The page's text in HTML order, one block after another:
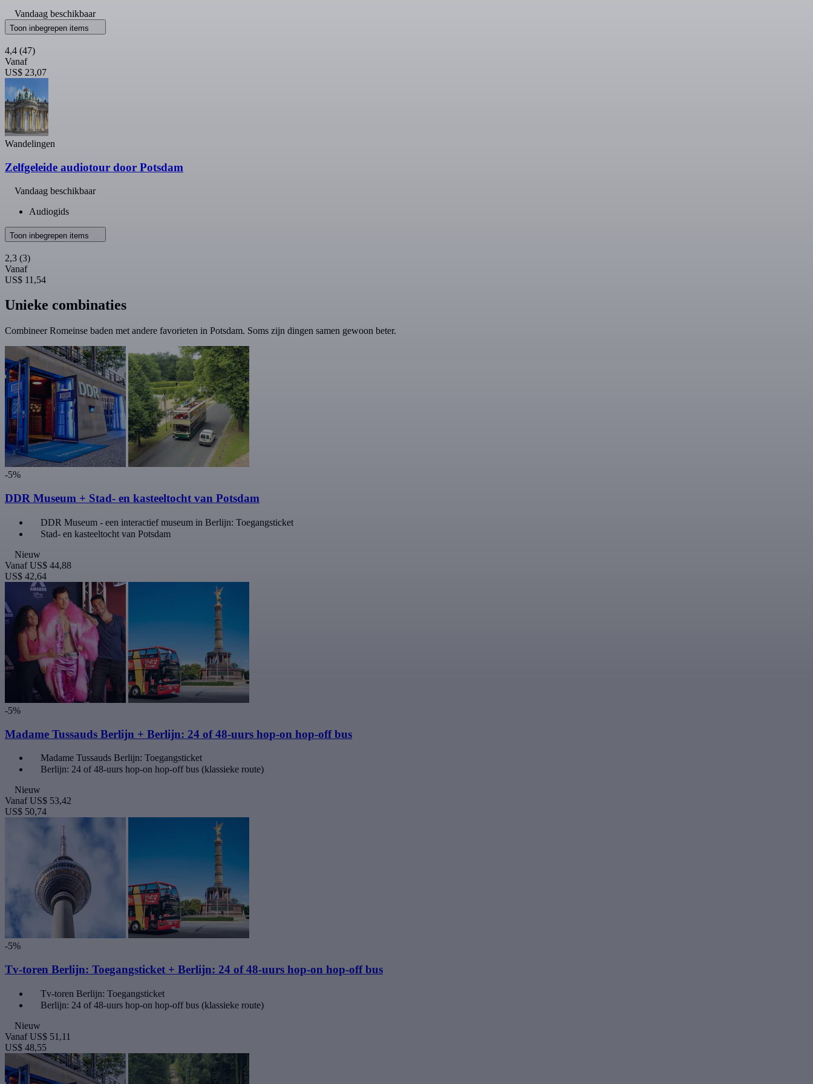
Vandaag beschikbaar
Toon inbegrepen items
4,4 (47)
Vanaf
US$ 23,07
Wandelingen
Zelfgeleide audiotour door Potsdam
Vandaag beschikbaar
Audiogids
Toon inbegrepen items
2,3 (3)
Vanaf
US$ 11,54
Unieke combinaties
Combineer Romeinse baden met andere favorieten in Potsdam. Soms zijn dingen samen gewoon beter.
-5%
DDR Museum + Stad- en kasteeltocht van Potsdam
DDR Museum - een interactief museum in Berlijn: Toegangsticket
Stad- en kasteeltocht van Potsdam
Nieuw
Vanaf US$ 44,88
US$ 42,64
-5%
Madame Tussauds Berlijn + Berlijn: 24 of 48-uurs hop-on hop-off bus
Madame Tussauds Berlijn: Toegangsticket
Berlijn: 24 of 48-uurs hop-on hop-off bus (klassieke route)
Nieuw
Vanaf US$ 53,42
US$ 50,74
-5%
Tv-toren Berlijn: Toegangsticket + Berlijn: 24 of 48-uurs hop-on hop-off bus
Tv-toren Berlijn: Toegangsticket
Berlijn: 24 of 48-uurs hop-on hop-off bus (klassieke route)
Nieuw
Vanaf US$ 51,11
US$ 48,55